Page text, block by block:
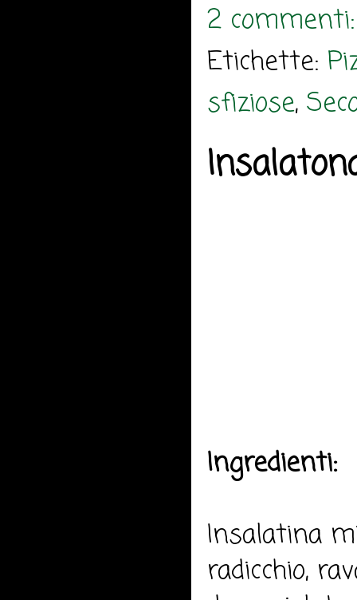
2
Etichette:
sfiziose,
Ingredienti:
Insalatina
radicchio,